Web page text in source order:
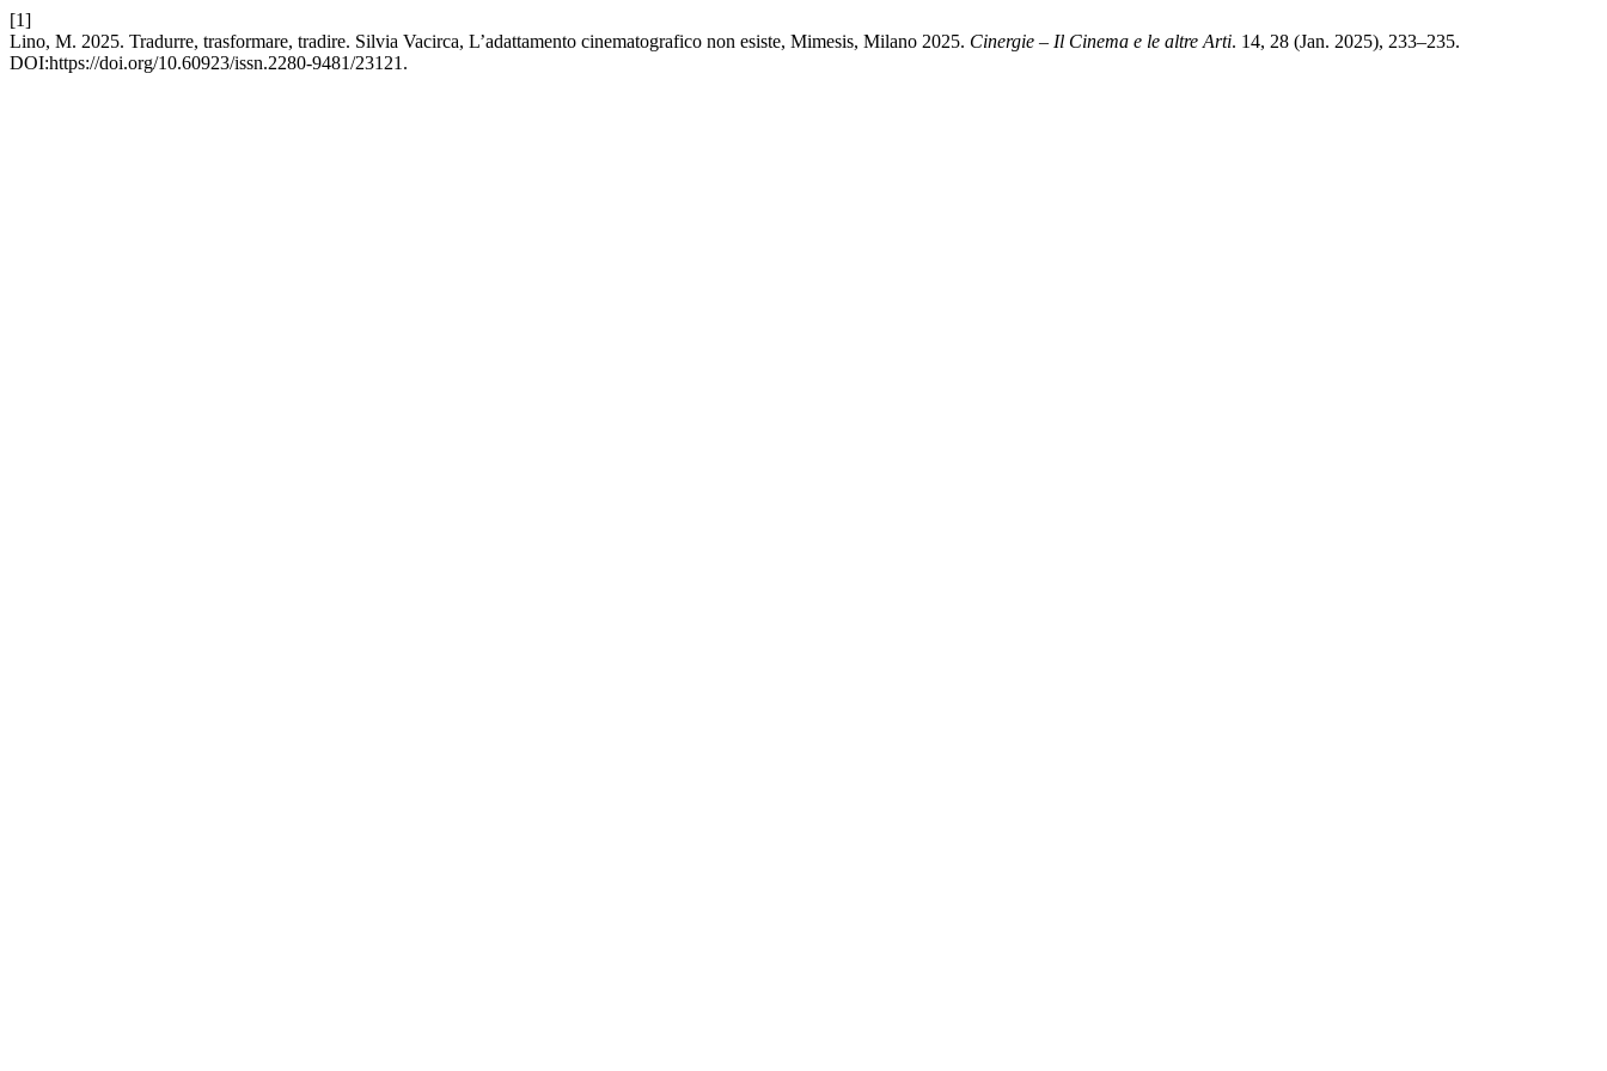
[1]
Lino, M. 2025. Tradurre, trasformare, tradire. Silvia Vacirca, L’adattamento cinematografico non esiste, Mimesis, Milano 2025. Cinergie – Il Cinema e le altre Arti. 14, 28 (Jan. 2025), 233–235.
DOI:https://doi.org/10.60923/issn.2280-9481/23121.